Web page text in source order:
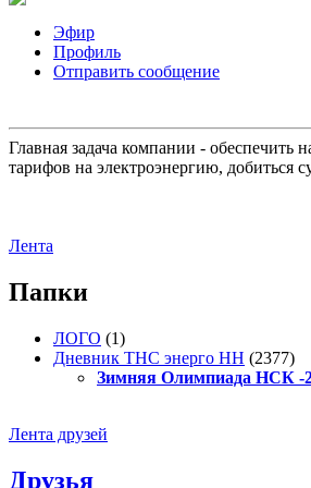
Эфир
Профиль
Отправить сообщение
Главная задача компании - обеспечить
тарифов на электроэнергию, добиться
Лента
Папки
ЛОГО (1)
Дневник ТНС энерго НН (2377)
Зимняя Олимпиада НСК -
Лента друзей
Друзья